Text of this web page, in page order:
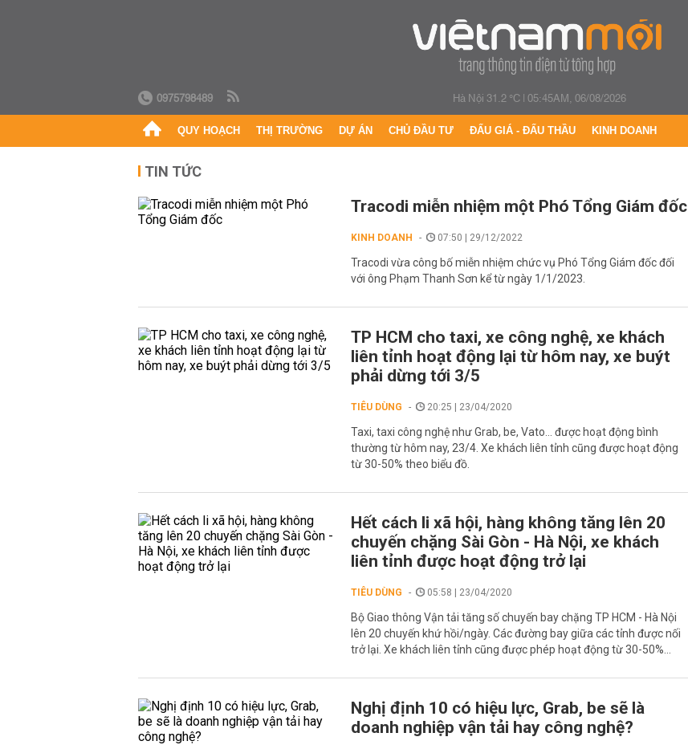
0975798489 Hà Nội 31.2 °C|05:45AM, 06/08/2026
QUY HOẠCH THỊ TRƯỜNG DỰ ÁN CHỦ ĐẦU TƯ ĐẤU GIÁ - ĐẤU THẦU KINH DOANH
TIN TỨC
Tracodi miễn nhiệm một Phó Tổng Giám đốc
KINH DOANH 07:50 | 29/12/2022
Tracodi vừa công bố miễn nhiệm chức vụ Phó Tổng Giám đốc đối
với ông Phạm Thanh Sơn kể từ ngày 1/1/2023.
TP HCM cho taxi, xe công nghệ, xe khách
liên tỉnh hoạt động lại từ hôm nay, xe buýt
phải dừng tới 3/5
TIÊU DÙNG 20:25 | 23/04/2020
Taxi, taxi công nghệ như Grab, be, Vato... được hoạt động bình
thường từ hôm nay, 23/4. Xe khách liên tỉnh cũng được hoạt động
từ 30-50% theo biểu đồ.
Hết cách li xã hội, hàng không tăng lên 20
chuyến chặng Sài Gòn - Hà Nội, xe khách
liên tỉnh được hoạt động trở lại
TIÊU DÙNG 05:58 | 23/04/2020
Bộ Giao thông Vận tải tăng số chuyến bay chặng TP HCM - Hà Nội
lên 20 chuyến khứ hồi/ngày. Các đường bay giữa các tỉnh được nối
trở lại. Xe khách liên tỉnh cũng được phép hoạt động từ 30-50%...
Nghị định 10 có hiệu lực, Grab, be sẽ là
doanh nghiệp vận tải hay công nghệ?